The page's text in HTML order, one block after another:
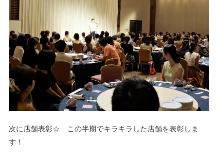
次に店舗表彰☆ この半期でキラキラした店舗を表彰しま
す！